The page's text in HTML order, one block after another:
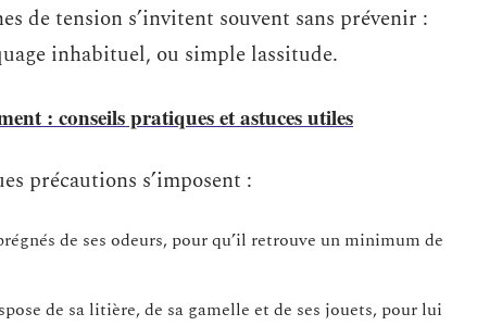
de tension s’invitent souvent sans prévenir :
inhabituel, ou simple lassitude.
: conseils pratiques et astuces utiles
précautions s’imposent :
de ses odeurs, pour qu’il retrouve un minimum de
de sa litière, de sa gamelle et de ses jouets, pour lui